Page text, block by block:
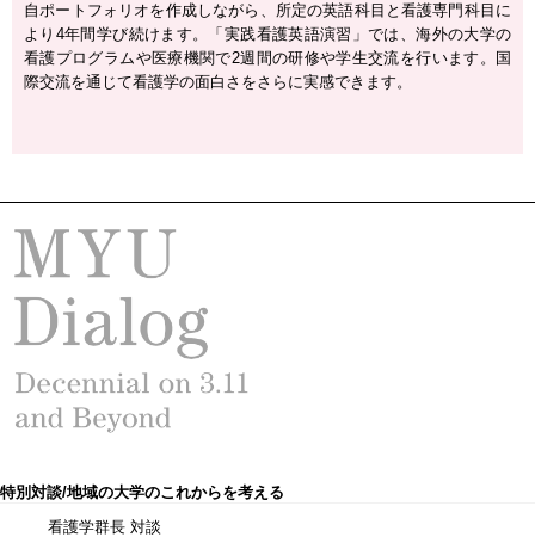
自ポートフォリオを作成しながら、所定の英語科目と看護専門科目に
より4年間学び続けます。「実践看護英語演習」では、海外の大学の
看護プログラムや医療機関で2週間の研修や学生交流を行います。国
際交流を通じて看護学の面白さをさらに実感できます。
特別対談/地域の大学のこれからを考える
看護学群長 対談